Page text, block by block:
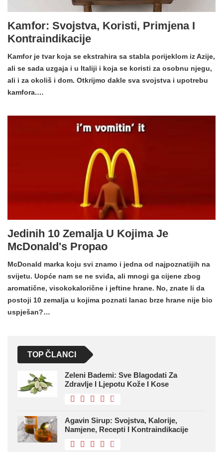
Kamfor: Svojstva, Koristi, Primjena I
Kontraindikacije
Kamfor je tvar koja se ekstrahira sa stabla porijeklom iz Azije,
ali se sada uzgaja i u Italiji i koja se koristi za osobnu njegu,
ali i za okoliš i dom. Otkrijmo dakle sva svojstva i upotrebu
kamfora.…
Jedinih 10 Zemalja U Kojima Je
McDonald's Propao
McDonald marka koju svi znamo i jedna od najpoznatijih na
svijetu. Uopće nam se ne sviđa, ali mnogi ga cijene zbog
aromatične, visokokalorične i jeftine hrane. No, znate li da
postoji 10 zemalja u kojima poznati lanac brze hrane nije bio
uspješan?…
TOP ČLANCI
Zeleni Bademi: Sve Blagodati Za
Zdravlje I Ljepotu Kože I Kose
Agavin Sirup: Svojstva, Kalorije,
Namjene, Recepti I Kontraindikacije